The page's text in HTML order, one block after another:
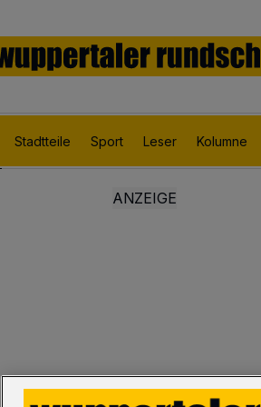
Stadtteile Sport Leser Kolumne